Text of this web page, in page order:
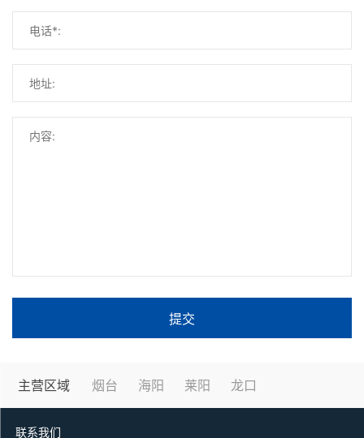
提交
主营区域 烟台 海阳 莱阳 龙口
联系我们